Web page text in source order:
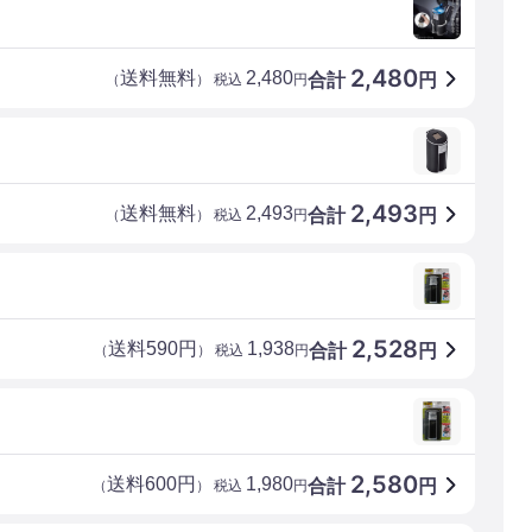
合計 2,480円
（送料無料） 税込 2,480円
合計 2,493 円
（送料無料） 税込 2,493円
合計 2,528 円
（送料590円 ） 税込 1,938円
合計 2,580円
（送料600円 ） 税込 1,980円